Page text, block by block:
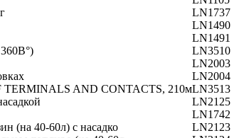
LN1737
LN1490
LN1491
LN3510
LN2003
LN2004
TERMINALS AND CONTACTS, 210мLN3513
LN2125
LN1742
(на 40-60л) с насадко
LN2123